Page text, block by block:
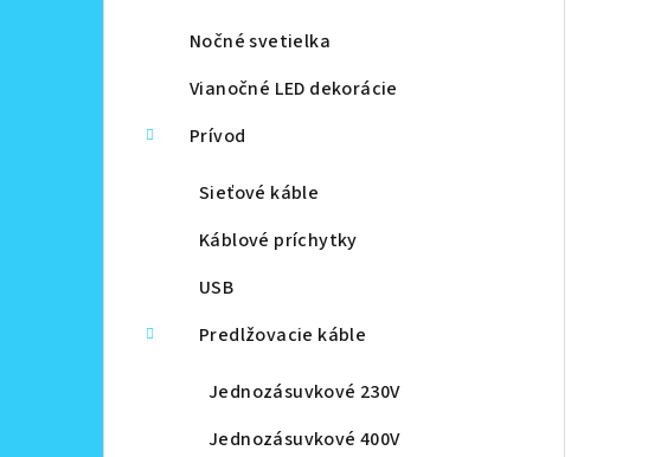
Nočné svetielka
Vianočné LED dekorácie
Prívod
Sieťové káble
Káblové príchytky
USB
Predlžovacie káble
Jednozásuvkové 230V
Jednozásuvkové 400V